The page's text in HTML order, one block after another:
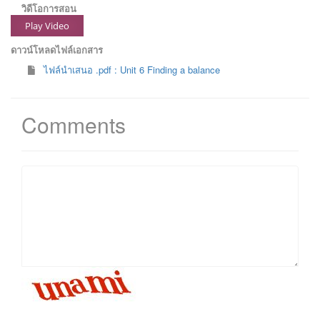
วิดีโอการสอน
Play Video
ดาวน์โหลดไฟล์เอกสาร
ไฟล์นำเสนอ .pdf : Unit 6 Finding a balance
Comments